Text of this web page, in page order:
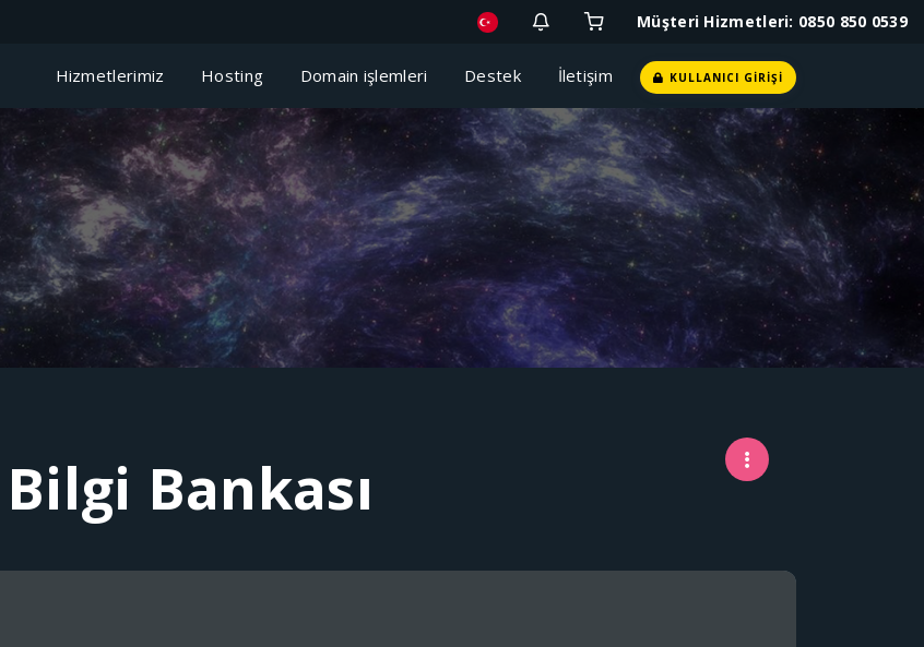
Müşteri Hizmetleri: 0850 850 0539
Hizmetlerimiz Hosting Domain işlemleri Destek İletişim KULLANICI GIRIŞI
Bilgi Bankası